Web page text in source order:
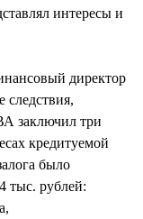
интересы и
директор
следствия,
заключил три
кредитуемой
было
тыс. рублей: